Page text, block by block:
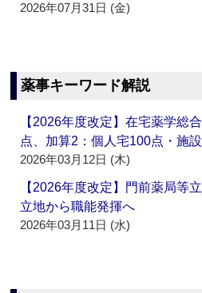
2026年07月31日 (金)
薬事キーワード解説
【2026年度改定】在宅薬学総
点、加算2：個人宅100点・施
2026年03月12日 (木)
【2026年度改定】門前薬局等
立地から職能発揮へ
2026年03月11日 (水)